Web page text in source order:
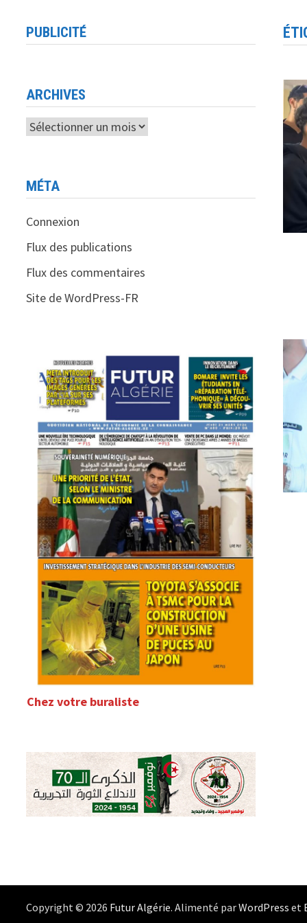
PUBLICITÉ
ARCHIVES
Archives
MÉTA
Connexion
Flux des publications
Flux des commentaires
Site de WordPress-FR
Chez votre buraliste
Copyright © 2026 Futur Algérie. Alimenté parWordPress et